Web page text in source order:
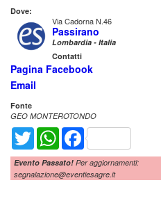
Dove:
Via Cadorna N.46
Passirano
Lombardia - Italia
Contatti
Pagina Facebook
Email
Fonte
GEO MONTEROTONDO
Twitter WhatsAppFacebook
Evento Passato! Per aggiornamenti:
segnalazione@eventiesagre.it